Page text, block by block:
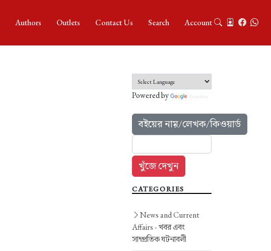
Authors Outlets Contact Us Search Account
Powered by Translate
বইয়ের নাম়/লেখক/কিওয়ার্ড
CATEGORIES
News and Current
Affairs -খবর এবং
সাম্প্রতিক ঘটনাবলী